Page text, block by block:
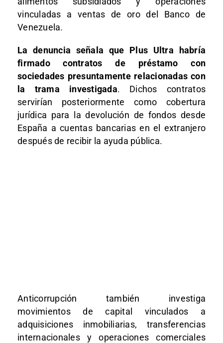
vinculadas a ventas de oro del Banco de
Venezuela.
La denuncia señala que Plus Ultra habría
firmado contratos de préstamo con
sociedades presuntamente relacionadas con
la trama investigada. Dichos contratos
servirían posteriormente como cobertura
jurídica para la devolución de fondos desde
España a cuentas bancarias en el extranjero
después de recibir la ayuda pública.
Anticorrupción también investiga
movimientos de capital vinculados a
adquisiciones inmobiliarias, transferencias
internacionales y operaciones comerciales